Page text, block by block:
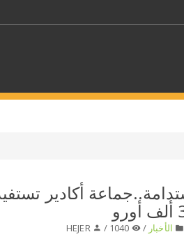
اختر قطاع / القطاعاتأكادير
الأخبار /